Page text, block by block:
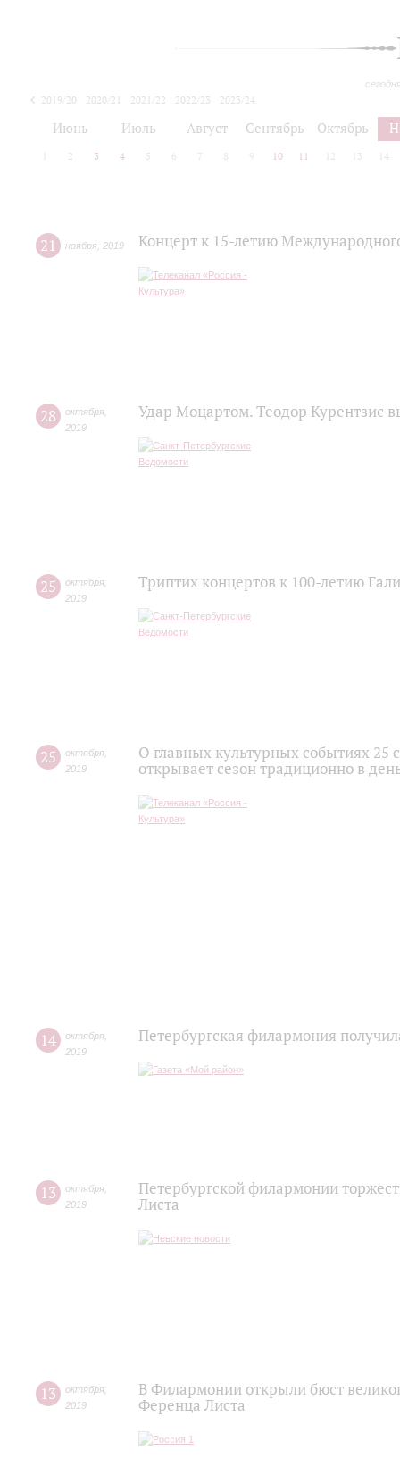
2019/20 2020/21 2021/22 2022/23
2023/24
Июнь Июль Август Сентябрь Октябрь
2 3 4 5 6 7 8 9 10 11 12 13 14
21 ноября 2019 Концерт к 15-летию
28 октября
2019
Удар Моцартом. Теодор Курентзис
25 октября
2019
Триптих концертов к 100-летию
25 октября
2019
О главных культурных событиях 25
открывает сезон традиционно в
14 октября
2019
Петербургская филармония
13 октября
2019
Петербургской филармонии
Листа
13 октября
2019
В Филармонии открыли бюст
Ференца Листа